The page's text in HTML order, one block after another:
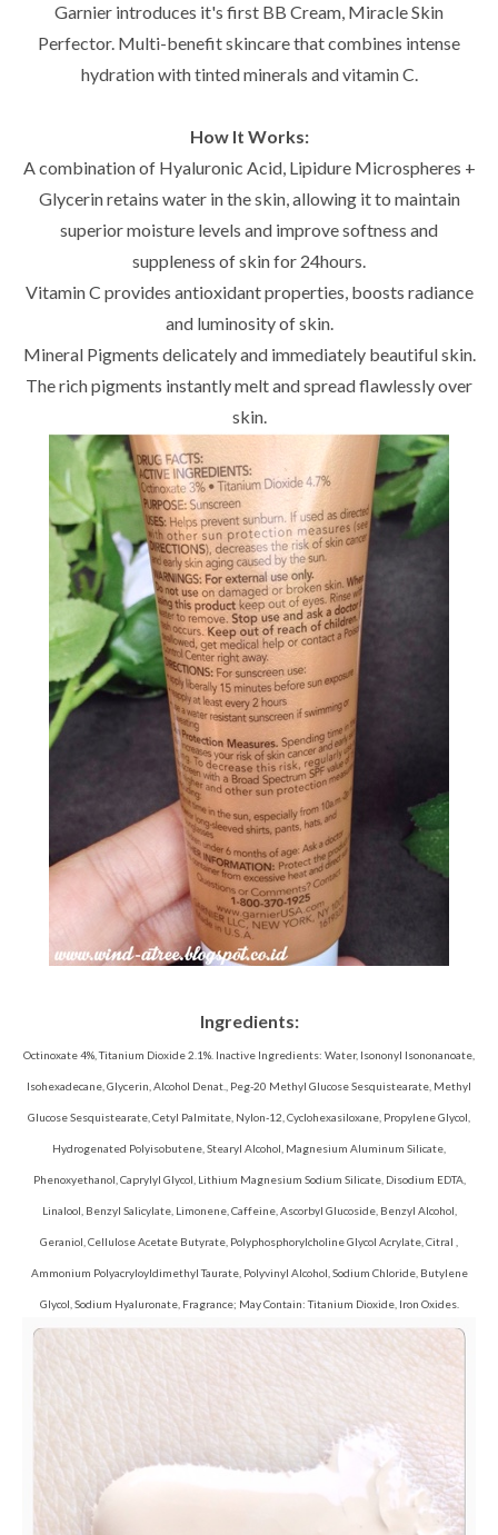
Garnier introduces it's first BB Cream, Miracle Skin
Perfector. Multi-benefit skincare that combines intense
hydration with tinted minerals and vitamin C.
How It Works:
A combination of Hyaluronic Acid, Lipidure Microspheres +
Glycerin retains water in the skin, allowing it to maintain
superior moisture levels and improve softness and
suppleness of skin for 24hours.
Vitamin C provides antioxidant properties, boosts radiance
and luminosity of skin.
Mineral Pigments delicately and immediately beautiful skin.
The rich pigments instantly melt and spread flawlessly over
skin.
Ingredients:
Octinoxate 4%, Titanium Dioxide 2.1%. Inactive Ingredients: Water, Isononyl Isononanoate,
Isohexadecane, Glycerin, Alcohol Denat., Peg-20 Methyl Glucose Sesquistearate, Methyl
Glucose Sesquistearate, Cetyl Palmitate, Nylon-12, Cyclohexasiloxane, Propylene Glycol,
Hydrogenated Polyisobutene, Stearyl Alcohol, Magnesium Aluminum Silicate,
Phenoxyethanol, Caprylyl Glycol, Lithium Magnesium Sodium Silicate, Disodium EDTA,
Linalool, Benzyl Salicylate, Limonene, Caffeine, Ascorbyl Glucoside, Benzyl Alcohol,
Geraniol, Cellulose Acetate Butyrate, Polyphosphorylcholine Glycol Acrylate, Citral ,
Ammonium Polyacryloyldimethyl Taurate, Polyvinyl Alcohol, Sodium Chloride, Butylene
Glycol, Sodium Hyaluronate, Fragrance; May Contain: Titanium Dioxide, Iron Oxides.